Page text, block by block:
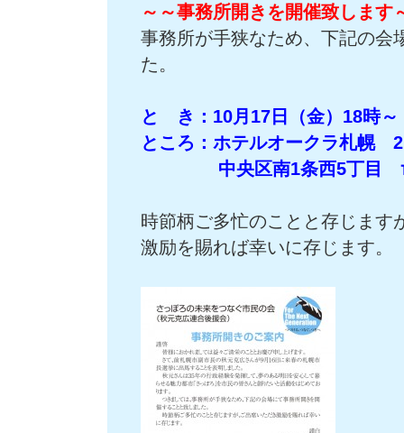
～～事務所開きを開催致します
事務所が手狭なため、下記の会
た。
と き：10月17日（金）18時～
ところ：ホテルオークラ札幌
中央区南1条西5丁目 ℡
時節柄ご多忙のことと存じます
激励を賜れば幸いに存じます。